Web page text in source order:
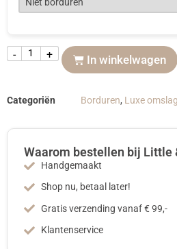
- + In winkelwagen
Categoriën Borduren, Luxe
Waarom bestellen bij Little
Handgemaakt
Shop nu, betaal later!
Gratis verzending vanaf € 99,-
Klantenservice